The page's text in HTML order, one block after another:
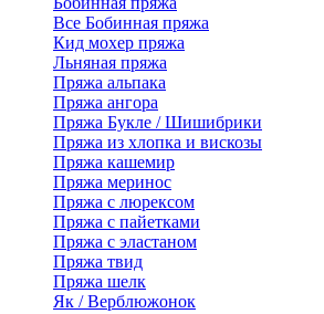
Все Бобинная пряжа
Кид мохер пряжа
Льняная пряжа
Пряжа альпака
Пряжа ангора
Пряжа Букле / Шишибрики
Пряжа из хлопка и вискозы
Пряжа кашемир
Пряжа меринос
Пряжа с люрексом
Пряжа с пайетками
Пряжа с эластаном
Пряжа твид
Пряжа шелк
Як / Верблюжонок